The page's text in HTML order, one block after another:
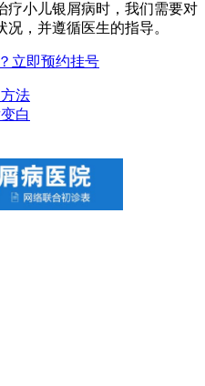
疗小儿银屑病时，我们需要对
，并遵循医生的指导。
立即预约挂号
法
白